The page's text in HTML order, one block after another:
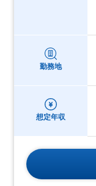
勤務地
想定年収